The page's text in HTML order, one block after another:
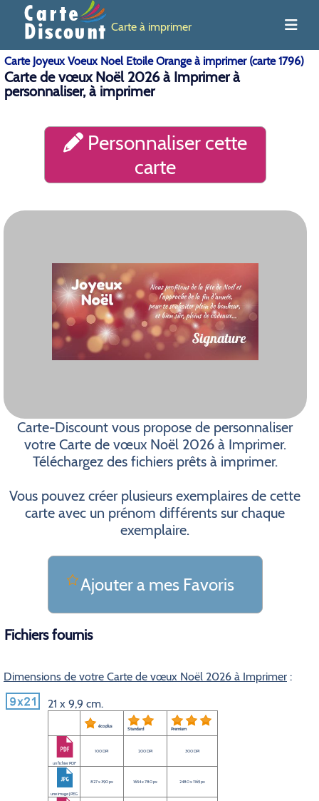
Carte à imprimer
Carte Joyeux Voeux Noel Etoile Orange à imprimer (carte 1796)
Carte de vœux Noël 2026 à Imprimer à
personnaliser, à imprimer
Personnaliser cette
carte
Carte-Discount vous propose de personnaliser
votre Carte de vœux Noël 2026 à Imprimer.
Téléchargez des fichiers prêts à imprimer.
Vous pouvez créer plusieurs exemplaires de cette
carte avec un prénom différents sur chaque
exemplaire.
Ajouter a mes Favoris
Fichiers fournis
Dimensions de votre Carte de vœux Noël 2026 à Imprimer :
21 x 9,9 cm.
éco plus Standard Premium
un fichier PDF
100 DPI 200 DPI 300 DPI
une image JPEG
827 x 390 px 1654 x 780 px 2480 x 1169 px